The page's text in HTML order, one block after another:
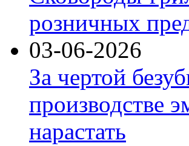
розничных
03-06-2026
За чертой
производстве
нарастать